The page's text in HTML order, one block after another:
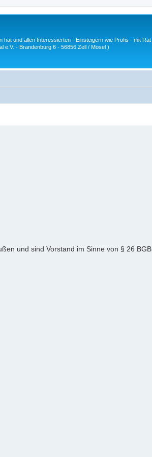
und allen Interessierten - Einsteigern wie Profis - mit Rat
e.V. - Brandenburg 6 - 56856 Zell / Mosel )
und sind Vorstand im Sinne von § 26 BGB.